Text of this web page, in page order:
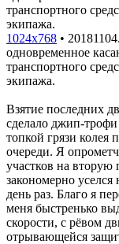
1024x768 •
одновременное
транспортного
экипажа.
Взятие последних
сделало джип-
топкой грязи колея
очереди. Я
участков на вторую
закономерно
день раз. Благо я
меня быстренько
скорости, с рёвом
отрывающейся